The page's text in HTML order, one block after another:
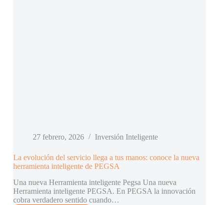
27 febrero, 2026 Inversión Inteligente
La evolución del servicio llega a tus manos: conoce la nueva
herramienta inteligente de PEGSA
Una nueva Herramienta inteligente Pegsa Una nueva
Herramienta inteligente PEGSA. En PEGSA la innovación
cobra verdadero sentido cuando…